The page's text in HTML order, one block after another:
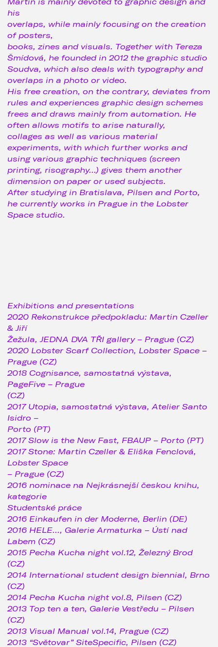
his
overlaps, while mainly focusing on the creation
of posters,
books, zines and visuals. Together with Tereza
Šmídová, he founded in 2012 the graphic studio
Soudva, which also deals with typography and
overlaps in a photo or video.
His free creation, on the contrary, deviates from
rules and experiences graphic design schemes
frees and draws mainly from automation. He
often allows motifs to arise naturally,
collages as well as various material
experiments, with which further works and
using various graphic techniques (screen
printing, risography...) gives them another
dimension on paper or used subjects.
After studying in Bratislava, Pilsen and Porto,
he currently works in Prague in the Lobster
Space studio.
Exhibitions and presentations
2020 Rekonstrukce předpokladu: Martin Czeller
& Jiří
Žežula, JEDNA DVA TŘI gallery – Prague (CZ)
2020 Lobster Scarf Collection, Lobster Space –
Prague (CZ)
2018 Cognisance, samostatná výstava,
PageFive – Prague
(CZ)
2017 Utopia, samostatná výstava, Atelier Santo
Isidro –
Porto (PT)
2017 Slow is the New Fast, FBAUP – Porto (PT)
2017 Stone: Martin Czeller & Eliška Fenclová,
Lobster Space
– Prague (CZ)
2016 nominace na Nejkrásnejší českou knihu,
kategorie
Studentské práce
2016 Einkaufen in der Moderne, Berlin (DE)
2016 HELE..., Galerie Armaturka – Ústí nad
Labem (CZ)
2015 Pecha Kucha night vol.12, Železný Brod
(CZ)
2014 International student design biennial, Brno
(CZ)
2014 Pecha Kucha night vol.8, Pilsen (CZ)
2013 Top ten a ten, Galerie Vestředu – Pilsen
(CZ)
2013 Visual Manual vol.14, Prague (CZ)
2013 “Světovar” SiteSpecific, Pilsen (CZ)